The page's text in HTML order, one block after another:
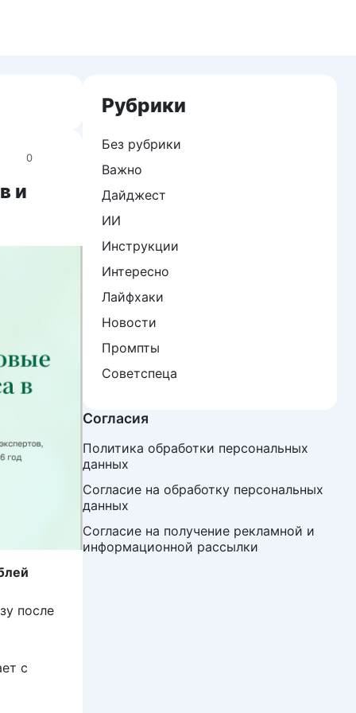
0
и
после
с
Рубрики
Без рубрики
Важно
Дайджест
ИИ
Инструкции
Интересно
Лайфхаки
Новости
Промпты
Советспеца
Согласия
Политика обработки персональных
данных
Согласие на обработку персональных
данных
Согласие на получение рекламной и
информационной рассылки